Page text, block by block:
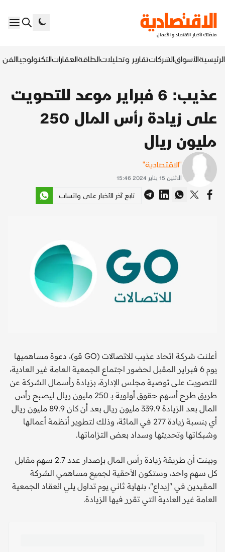
الرئيسيةالأسواقالشركاتتقارير وتحليلاتالطاقةالعقاراتالتكنولوجياالفن
عذيب: 6 فبراير موعد للتصويت
على زيادة رأس المال 250
مليون ريال
"الاقتصادية"
الاثنين 15 يناير 2024 15:46
تابع آخر الأخبار على واتساب
أعلنت شركة اتحاد عذيب للاتصالات (GO قو)، دعوة مساهميها
يوم 6 فبراير المقبل لحضور اجتماع الجمعية العامة غير العادية،
للتصويت على توصية مجلس الإدارة، بزيادة رأسمال الشركة عن
طريق طرح أسهم حقوق أولوية بـ 250 مليون ريال ليصبح رأس
المال بعد الزيادة 339.9 مليون ريال بعد أن كان 89.9 مليون ريال
أي بنسبة زيادة 277 في المائة، وذلك لتطوير أنظمة أعمالها
وشبكاتها وتحديثها وسداد بعض التزاماتها.
وبينت أن طريقة زيادة رأس المال بإصدار عدد 2.7 سهم مقابل
كل سهم واحد، وستكون الأحقية لجميع مساهمي الشركة
المقيدين في "إيداع"، بنهاية ثاني يوم تداول يلي انعقاد الجمعية
العامة غير العادية التي تقرر فيها الزيادة.